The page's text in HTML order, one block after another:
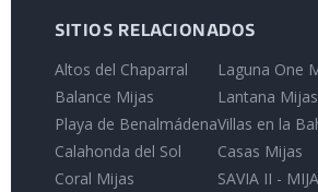
SITIOS RELACIONADOS
Altos del Chaparral
Balance Mijas
Playa de Benalmádena
Calahonda del Sol
Coral Mijas
Laguna One
Lantana Mijas
Villas en la
Casas Mijas
SAVIA II -